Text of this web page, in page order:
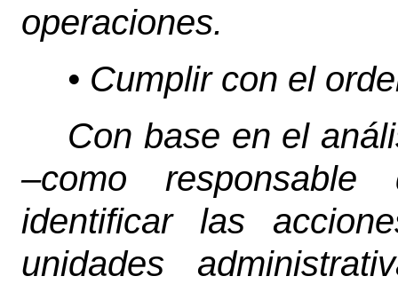
operaciones.
• Cumplir con el
Con base en el
–como
identificar las
unidades